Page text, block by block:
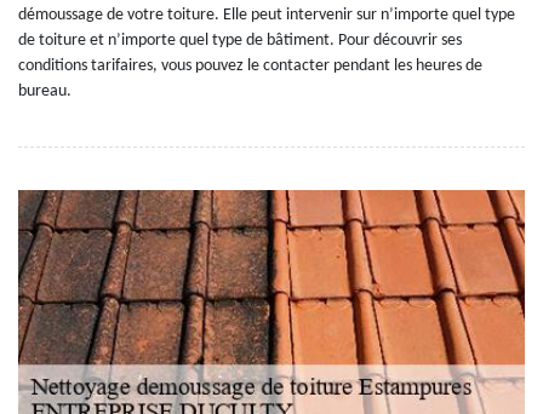
démoussage de votre toiture. Elle peut intervenir sur n’importe quel type
de toiture et n’importe quel type de bâtiment. Pour découvrir ses
conditions tarifaires, vous pouvez le contacter pendant les heures de
bureau.